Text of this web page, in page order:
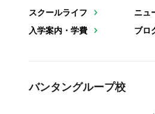
スクールライフ
入学案内・学費
ニュ
ブロ
バンタングループ校